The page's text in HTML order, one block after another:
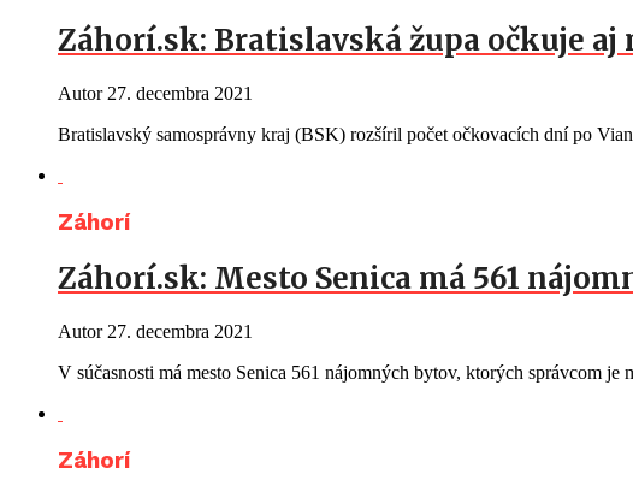
Záhorí.sk: Bratislavská župa očkuje
Autor 27. decembra 2021
Bratislavský samosprávny kraj (BSK) rozšíril počet očkovacích dní po
Záhorí
Záhorí.sk: Mesto Senica má 561
Autor 27. decembra 2021
V súčasnosti má mesto Senica 561 nájomných bytov, ktorých správcom
Záhorí